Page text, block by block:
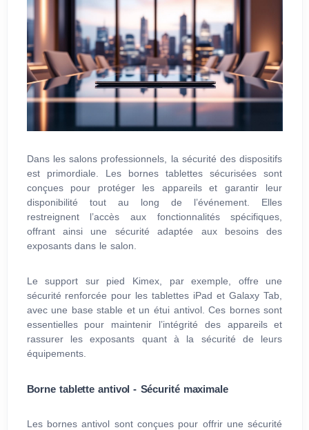
Dans les salons professionnels, la sécurité des dispositifs
est primordiale. Les bornes tablettes sécurisées sont
conçues pour protéger les appareils et garantir leur
disponibilité tout au long de l’événement. Elles
restreignent l’accès aux fonctionnalités spécifiques,
offrant ainsi une sécurité adaptée aux besoins des
exposants dans le salon.
Le support sur pied Kimex, par exemple, offre une
sécurité renforcée pour les tablettes iPad et Galaxy Tab,
avec une base stable et un étui antivol. Ces bornes sont
essentielles pour maintenir l’intégrité des appareils et
rassurer les exposants quant à la sécurité de leurs
équipements.
Borne tablette antivol - Sécurité maximale
Les bornes antivol sont conçues pour offrir une sécurité